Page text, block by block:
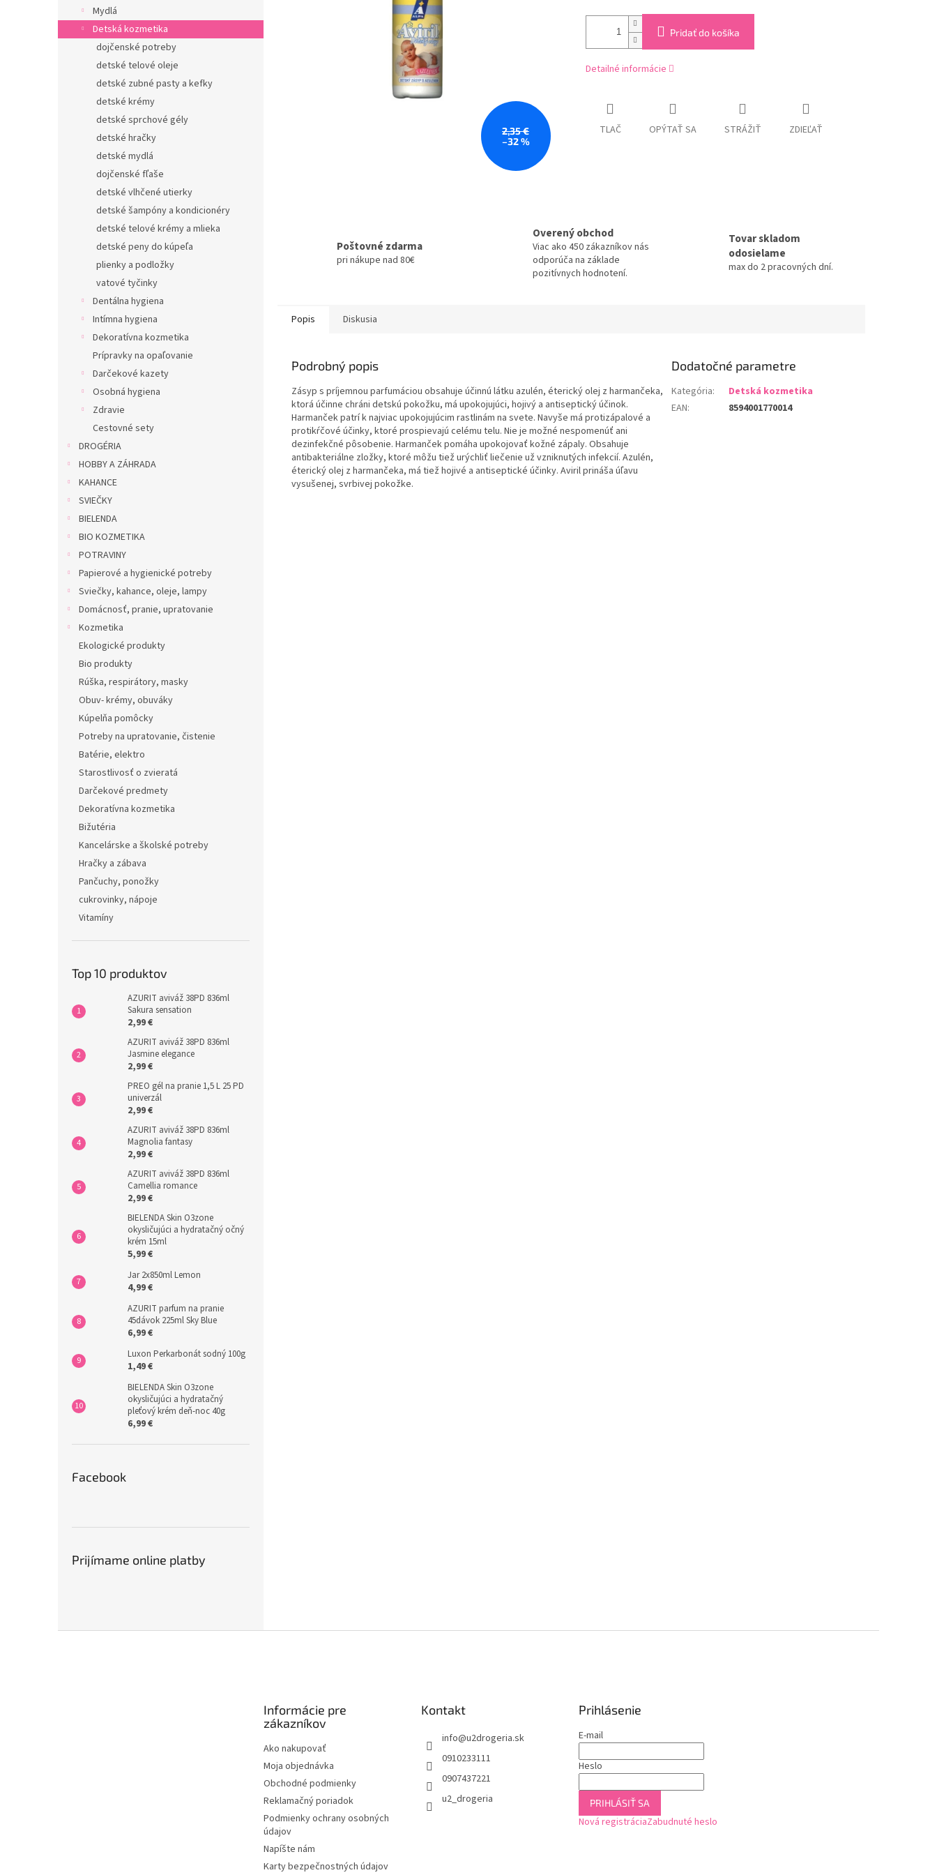
Mydlá
Detská kozmetika
dojčenské potreby
detské telové oleje
detské zubné pasty a kefky
detské krémy
detské sprchové gély
detské hračky
detské mydlá
dojčenské fľaše
detské vlhčené utierky
detské šampóny a kondicionéry
detské telové krémy a mlieka
detské peny do kúpeľa
plienky a podložky
vatové tyčinky
Dentálna hygiena
Intímna hygiena
Dekoratívna kozmetika
Prípravky na opaľovanie
Darčekové kazety
Osobná hygiena
Zdravie
Cestovné sety
DROGÉRIA
HOBBY A ZÁHRADA
KAHANCE
SVIEČKY
BIELENDA
BIO KOZMETIKA
POTRAVINY
Papierové a hygienické potreby
Sviečky, kahance, oleje, lampy
Domácnosť, pranie, upratovanie
Kozmetika
Ekologické produkty
Bio produkty
Rúška, respirátory, masky
Obuv- krémy, obuváky
Kúpelňa pomôcky
Potreby na upratovanie, čistenie
Batérie, elektro
Starostlivosť o zvieratá
Darčekové predmety
Dekoratívna kozmetika
Bižutéria
Kancelárske a školské potreby
Hračky a zábava
Pančuchy, ponožky
cukrovinky, nápoje
Vitamíny
Top 10 produktov
AZURIT aviváž 38PD 836ml
Sakura sensation
2,99 €
AZURIT aviváž 38PD 836ml
Jasmine elegance
2,99 €
PREO gél na pranie 1,5 L 25 PD
univerzál
2,99 €
AZURIT aviváž 38PD 836ml
Magnolia fantasy
2,99 €
AZURIT aviváž 38PD 836ml
Camellia romance
2,99 €
BIELENDA Skin O3zone
okysličujúci a hydratačný očný
krém 15ml
5,99 €
Jar 2x850ml Lemon
4,99 €
AZURIT parfum na pranie
45dávok 225ml Sky Blue
6,99 €
Luxon Perkarbonát sodný 100g
1,49 €
BIELENDA Skin O3zone
okysličujúci a hydratačný
pleťový krém deň-noc 40g
6,99 €
Facebook
Prijímame online platby
2,35 €
–32 %
Pridať do košíka
Detailné informácie
TLAČ OPÝTAŤ SA STRÁŽIŤ ZDIEĽAŤ
Poštovné zdarma
pri nákupe nad 80€
Overený obchod
Viac ako 450 zákazníkov nás
odporúča na základe
pozitívnych hodnotení.
Tovar skladom
odosielame
max do 2 pracovných dní.
Popis Diskusia
Podrobný popis
Zásyp s príjemnou parfumáciou obsahuje účinnú látku azulén, éterický olej z harmančeka,
ktorá účinne chráni detskú pokožku, má upokojujúci, hojivý a antiseptický účinok.
Harmanček patrí k najviac upokojujúcim rastlinám na svete. Navyše má protizápalové a
protikŕčové účinky, ktoré prospievajú celému telu. Nie je možné nespomenúť ani
dezinfekčné pôsobenie. Harmanček pomáha upokojovať kožné zápaly. Obsahuje
antibakteriálne zložky, ktoré môžu tiež urýchliť liečenie už vzniknutých infekcií. Azulén,
éterický olej z harmančeka, má tiež hojivé a antiseptické účinky. Aviril prináša úľavu
vysušenej, svrbivej pokožke.
Dodatočné parametre
Kategória:
Detská kozmetika
EAN: 8594001770014
Informácie pre
zákazníkov
Ako nakupovať
Moja objednávka
Obchodné podmienky
Reklamačný poriadok
Podmienky ochrany osobných
údajov
Napíšte nám
Karty bezpečnostných údajov
Kontakt
info@u2drogeria.sk
0910233111
0907437221
u2_drogeria
Prihlásenie
E-mail
Heslo
PRIHLÁSIŤ SA
Nová registráciaZabudnuté heslo